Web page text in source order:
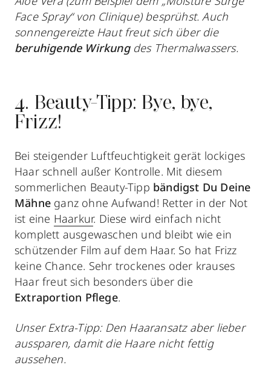
Face Spray“ von Clinique) besprühst. Auch
sonnengereizte Haut freut sich über die
beruhigende Wirkungdes Thermalwassers.
4. Beauty-Tipp: Bye, bye,
Frizz!
Bei steigender Luftfeuchtigkeit gerät lockiges
Haar schnell außer Kontrolle. Mit diesem
sommerlichen Beauty-Tipp bändigst Du Deine
Mähne ganz ohne Aufwand! Retter in der Not
ist eine Haarkur. Diese wird einfach nicht
komplett ausgewaschen und bleibt wie ein
schützender Film auf dem Haar. So hat Frizz
keine Chance. Sehr trockenes oder krauses
Haar freut sich besonders über die
Extraportion Pflege.
Unser Extra-Tipp: Den Haaransatz aber lieber
aussparen, damit die Haare nicht fettig
aussehen.